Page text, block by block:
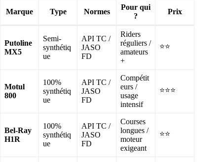
Marque Type Normes
Pour qui
?
Prix
Putoline
MX5
Semi-
synthétiq
ue
API TC /
JASO
FD
Riders
réguliers /
amateurs
+
⭐⭐
Motul
800
100%
synthétiq
ue
API TC /
JASO
FD
Compétit
eurs /
usage
intensif
⭐⭐⭐
Bel-Ray
H1R
100%
synthétiq
ue
API TC /
JASO
FD
Courses
longues /
moteur
exigeant
⭐⭐